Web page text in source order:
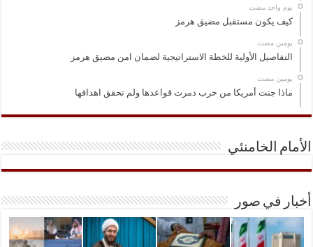
‏يوم واحد مضت
كيف يكون مستقبل مضيق هرمز
‏يومين مضت
التفاصيل الأولية للخطة الاستراتيجية لضمان امن مضيق هرمز
‏يومين مضت
ماذا جنت أمريكا من حرب دمرت قواعدها ولم تحقق اهدافها
الأمام الخامنئي
أخبار في صور